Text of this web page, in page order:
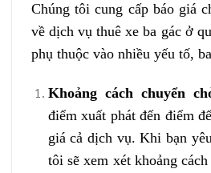
Chúng tôi cung cấp báo giá
về dịch vụ thuê xe ba gác ở
phụ thuộc vào nhiều yếu tố,
Khoảng cách chuyển
điểm xuất phát đến điểm
giá cả dịch vụ. Khi bạn
tôi sẽ xem xét khoảng